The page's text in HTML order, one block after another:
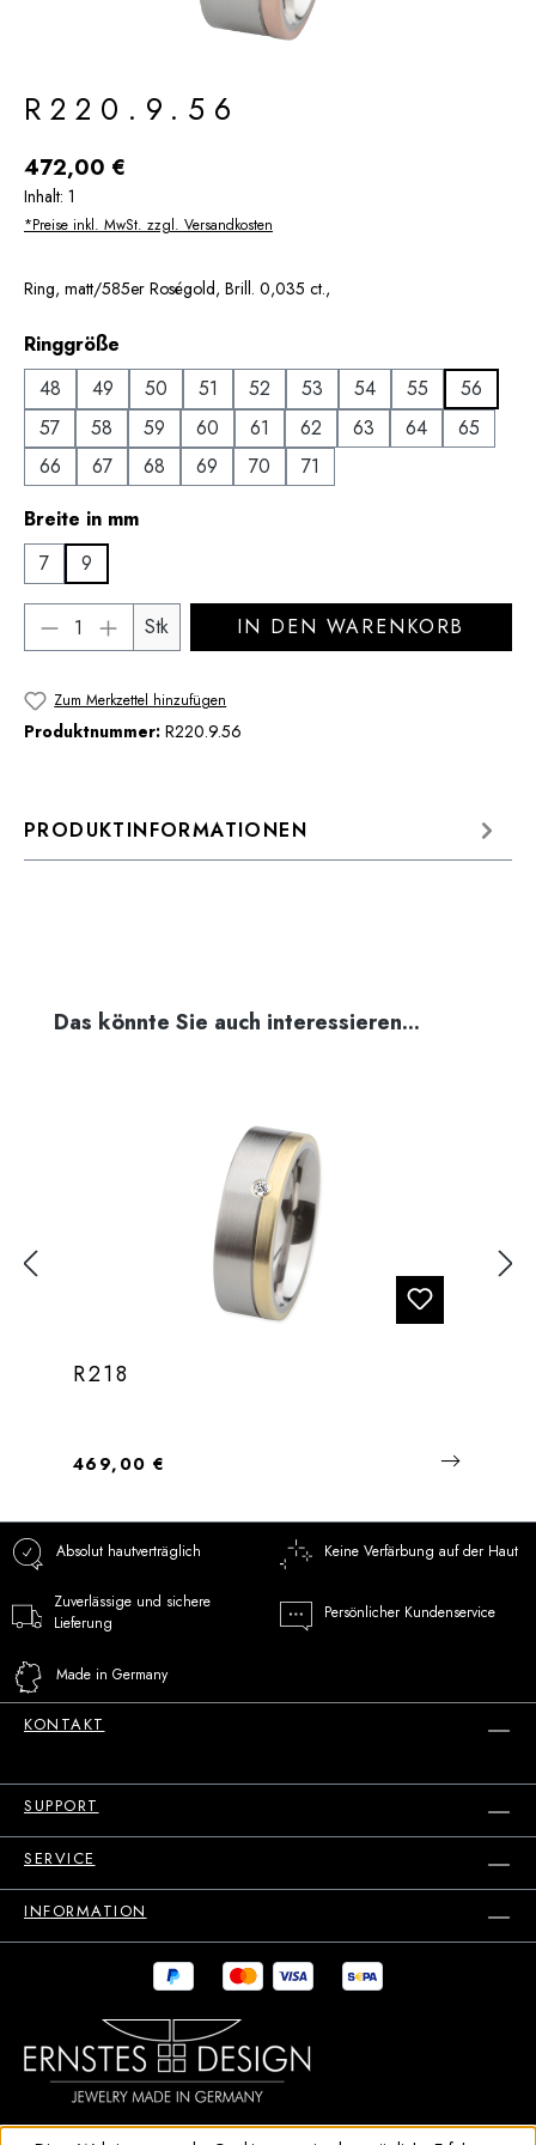
R220.9.56
Regulärer Preis:
472,00 €
Inhalt: 1
*Preise inkl. MwSt. zzgl. Versandkosten
Ring, matt/585er Roségold, Brill. 0,035 ct.,
Ringgröße
48
49 50 51 52 53 54 55
56
57
58 59 60 61 62 63 64
65
66
67 68 69 70
71
Breite in mmauswählen
7
9
Produkt Anzahl: Gib den gewünschten
Stk IN DEN WARENKORB
Zum Merkzettel hinzufügen
Produktnummer: R220.9.56
PRODUKTINFORMATIONEN
Produktgalerie überspringen
Das könnte Sie auch interessieren...
R218
Regulärer Preis:
469,00 €
Absolut hautverträglich Keine Verfärbung auf der Haut
Zuverlässige und sichere
Lieferung
Persönlicher Kundenservice
Made in Germany
KONTAKT
SUPPORT
SERVICE
INFORMATION